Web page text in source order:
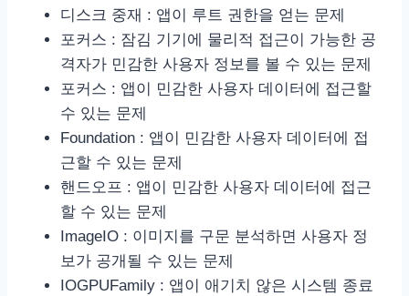
디스크 중재 : 앱이 루트 권한을 얻는 문제
포커스 : 잠김 기기에 물리적 접근이 가능한 공
격자가 민감한 사용자 정보를 볼 수 있는 문제
포커스 : 앱이 민감한 사용자 데이터에 접근할
수 있는 문제
Foundation : 앱이 민감한 사용자 데이터에 접
근할 수 있는 문제
핸드오프 : 앱이 민감한 사용자 데이터에 접근
할 수 있는 문제
ImageIO : 이미지를 구문 분석하면 사용자 정
보가 공개될 수 있는 문제
IOGPUFamily : 앱이 애기치 않은 시스템 종료